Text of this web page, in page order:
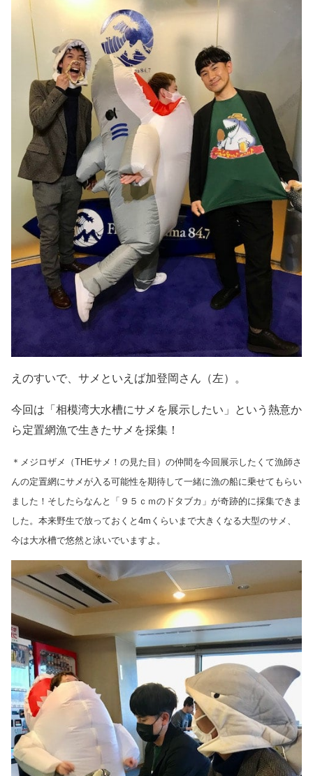
えのすいで、 サメといえば加登岡さん（左）。
今回は「相模湾大水槽にサメを展示したい」という熱意か
ら定置網漁で生きたサメを採集！
＊メジロザメ（THEサメ！の見た目）の仲間を今回展示したくて漁師さ
んの定置網にサメが入る可能性を期待して一緒に漁の船に乗せてもらい
ました！そしたらなんと「９５ｃｍのドタブカ」が奇跡的に採集できま
した。 本来野生で放っておくと 4m くらいまで大きくなる大型のサメ、
今は大水槽で悠然と泳いでいますよ。